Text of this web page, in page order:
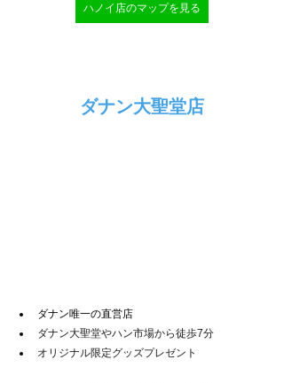
ハノイ店のマップを見る
ダナン大聖堂店
ダナン唯一の直営店
ダナン大聖堂やハン市場から徒歩7分
オリジナル限定グッズプレゼント